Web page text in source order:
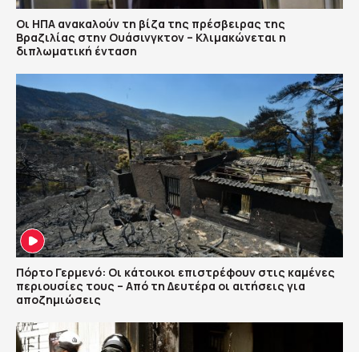
Οι ΗΠΑ ανακαλούν τη βίζα της πρέσβειρας της
Βραζιλίας στην Ουάσινγκτον – Κλιμακώνεται η
διπλωματική ένταση
Πόρτο Γερμενό: Οι κάτοικοι επιστρέφουν στις καμένες
περιουσίες τους – Aπό τη Δευτέρα οι αιτήσεις για
αποζημιώσεις